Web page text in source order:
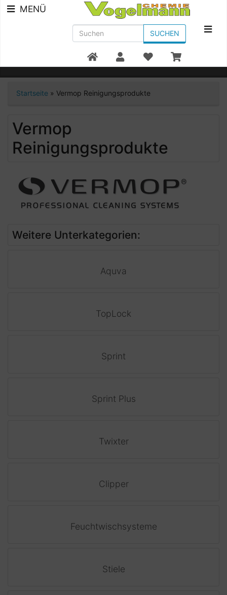
Beratung +49 7951/91300
MENÜ
SUCHEN
Startseite » Vermop Reinigungsprodukte
Vermop
Reinigungsprodukte
Weitere Unterkategorien:
Aquva
TopLock
Sprint
Sprint Plus
Twixter
Clipper
Feuchtwischsysteme
Stiele